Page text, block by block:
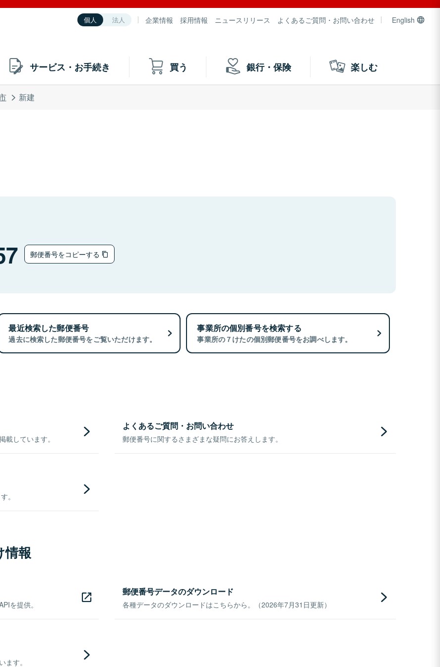
個人 法人 企業情報 採用情報 ニュースリリース よくあるご質問・お問い合わせ English
サービス・お手続き 買う 銀行・保険 楽しむ
新建
郵便番号をコピーする
最近検索した郵便番号
過去に検索した郵便番号をご覧いただけます。
事業所の個別番号を検索する
事業所の７けたの個別郵便番号をお調べします。
しています。
よくあるご質問・お問い合わせ
郵便番号に関するさまざまな疑問にお答えします。
。
情報
を提供。
郵便番号データのダウンロード
各種データのダウンロードはこちらから。（2026年7月31日更新）
す。